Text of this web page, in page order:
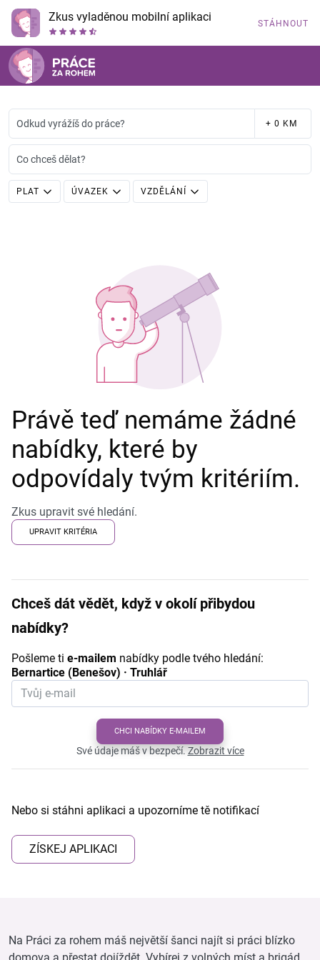
Zkus vyladěnou mobilní aplikaci STÁHNOUT
Odkud vyrážíš do práce? + 0 KM
Co chceš dělat?
PLAT ÚVAZEK VZDĚLÁNÍ
Právě teď nemáme žádné
nabídky, které by
odpovídaly tvým kritériím.
Zkus upravit své hledání.
UPRAVIT KRITÉRIA
Chceš dát vědět, když v okolí přibydou
nabídky?
Pošleme ti e-mailem nabídky podle tvého hledání:
Bernartice (Benešov) · Truhlář
CHCI NABÍDKY E-MAILEM
Své údaje máš v bezpečí.Zobrazit více
Nebo si stáhni aplikaci a upozorníme tě notifikací
ZÍSKEJ APLIKACI
Na Práci za rohem máš největší šanci najít si práci blízko
domova a přestat dojíždět. Vybírej z volných míst a brigád